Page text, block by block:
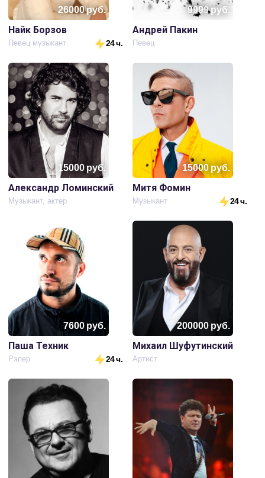
26000руб.
Найк Борзов
Певец музыкант 24 ч.
9999руб.
Андрей Пакин
Певец
15000руб.
Александр Ломинский
Музыкант, актер
15000руб.
Митя Фомин
Музыкант 24 ч.
7600руб.
Паша Техник
Рэпер 24 ч.
200000руб.
Михаил Шуфутинский
Артист